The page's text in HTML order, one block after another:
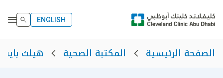
ENGLISH
الصفحة الرئيسية المكتبة الصحية هيلث بايت